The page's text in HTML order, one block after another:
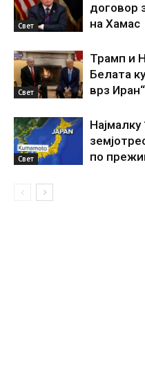
Свет
договор
на Хамас
Свет
Трамп и
Белата
врз Иран“
Свет
Најмалку
по